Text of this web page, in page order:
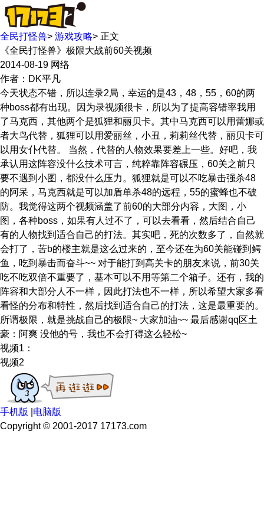
全民打怪兽> 游戏攻略> 正文
《全民打怪兽》极限大战前60关视频
2014-08-19 网络
作者：DK平凡
今天状态不错，所以连录2局，幸运的是43，48，55，60的两
种boss都有出现。因为录视频很卡，所以为了提高容错率我用
了马克西，其他两个是狐狸和丽贝卡。其中马克西可以用蕾娜或
者大鸟代替，狐狸可以用爱丽丝，小丑，莉莉丝代替，丽贝卡可
以用女仆代替。 当然，代替的人物效果要差上一些。好吧，我
承认用这阵容没什么技术可言，纯粹靠阵容碾压，60关之前只
要不遇到小图，都没什么压力。狐狸就是可以不吃暴击强杀48
的阿呆，马克西就是可以加盾单杀48的远程，55的蜜蜂也不破
防。我觉得这两个视频涵盖了前60的大部分内容，大图，小
图，各种boss，如果有人过不了，可以去看看，然后结合自己
有的人物找到适合自己的打法。其实吧，死的次数多了，自然就
会打了，苦b的楼主就是这么过来的，至今还在为60关能碰到鳄
鱼，吃到暴击而奋斗~~ 对于能打到高关卡的朋友来说，前30关
吃不吃双倍不重要了，基本可以不用等第二个箱子。还有，我的
阵容和大部分人不一样，因此打法也不一样，所以希望大家多看
看怪的分布和特性，然后找到适合自己的打法，这是最重要的。
所谓极限，就是挑战自己的极限~ 大家加油~~ 最后感谢qq区土
豪：阿爽 没他的号，我也不会打得这么轻松~
视频1：
视频2
手机版
电脑版
Copyright © 2001-2017 17173.com